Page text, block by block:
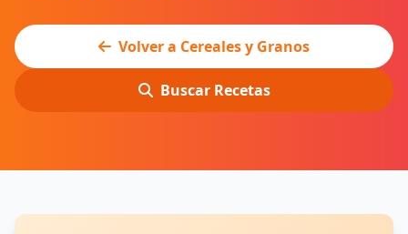
Volver a Cereales y Granos
Buscar Recetas